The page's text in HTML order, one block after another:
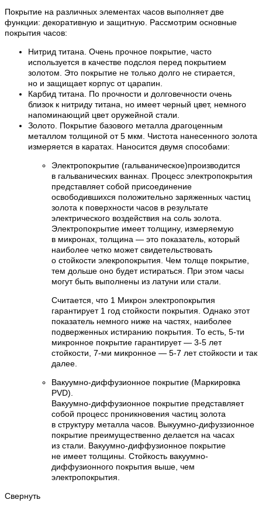
Покрытие на различных элементах часов выполняет две
функции: декоративную и защитную. Рассмотрим основные
покрытия часов:
Нитрид титана. Очень прочное покрытие, часто
используется в качестве подслоя перед покрытием
золотом. Это покрытие не только долго не стирается,
но и защищает корпус от царапин.
Карбид титана. По прочности и долговечности очень
близок к нитриду титана, но имеет черный цвет, немного
напоминающий цвет оружейной стали.
Золото. Покрытие базового металла драгоценным
металлом толщиной от 5 мкм. Чистота нанесенного золота
измеряется в каратах. Наносится двумя способами:
Электропокрытие (гальваническое)производится
в гальванических ваннах. Процесс электропокрытия
представляет собой присоединение
освободившихся положительно заряженных частиц
золота к поверхности часов в результате
электрического воздействия на соль золота.
Электропокрытие имеет толщину, измеряемую
в микронах, толщина — это показатель, который
наиболее четко может свидетельствовать
о стойкости элекропокрытия. Чем толще покрытие,
тем дольше оно будет истираться. При этом часы
могут быть выполнены из латуни или стали.
Считается, что 1 Микрон электропокрытия
гарантирует 1 год стойкости покрытия. Однако этот
показатель немного ниже на частях, наиболее
подверженных истиранию покрытия. То есть, 5-ти
микронное покрытие гарантирует — 3-5 лет
стойкости, 7-ми микронное — 5-7 лет стойкости и так
далее.
Вакуумно-диффузионное покрытие (Маркировка
PVD).
Вакуумно-диффузионное покрытие представляет
собой процесс проникновения частиц золота
в структуру металла часов. Выкуумно-дифуззионное
покрытие преимущественно делается на часах
из стали. Вакуумно-диффузионное покрытие
не имеет толщины. Стойкость вакуумно-
диффузионного покрытия выше, чем
электропокрытия.
Свернуть